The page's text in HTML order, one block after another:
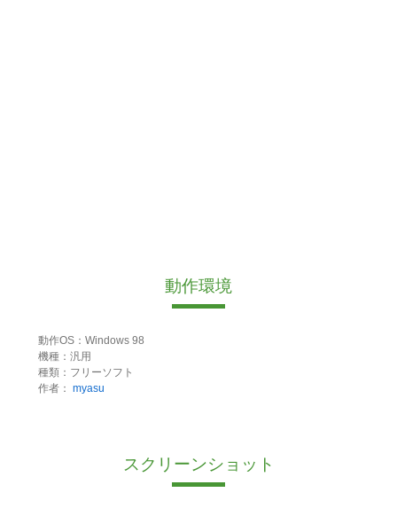
動作環境
動作OS：Windows 98
機種：汎用
種類：フリーソフト
作者： myasu
スクリーンショット